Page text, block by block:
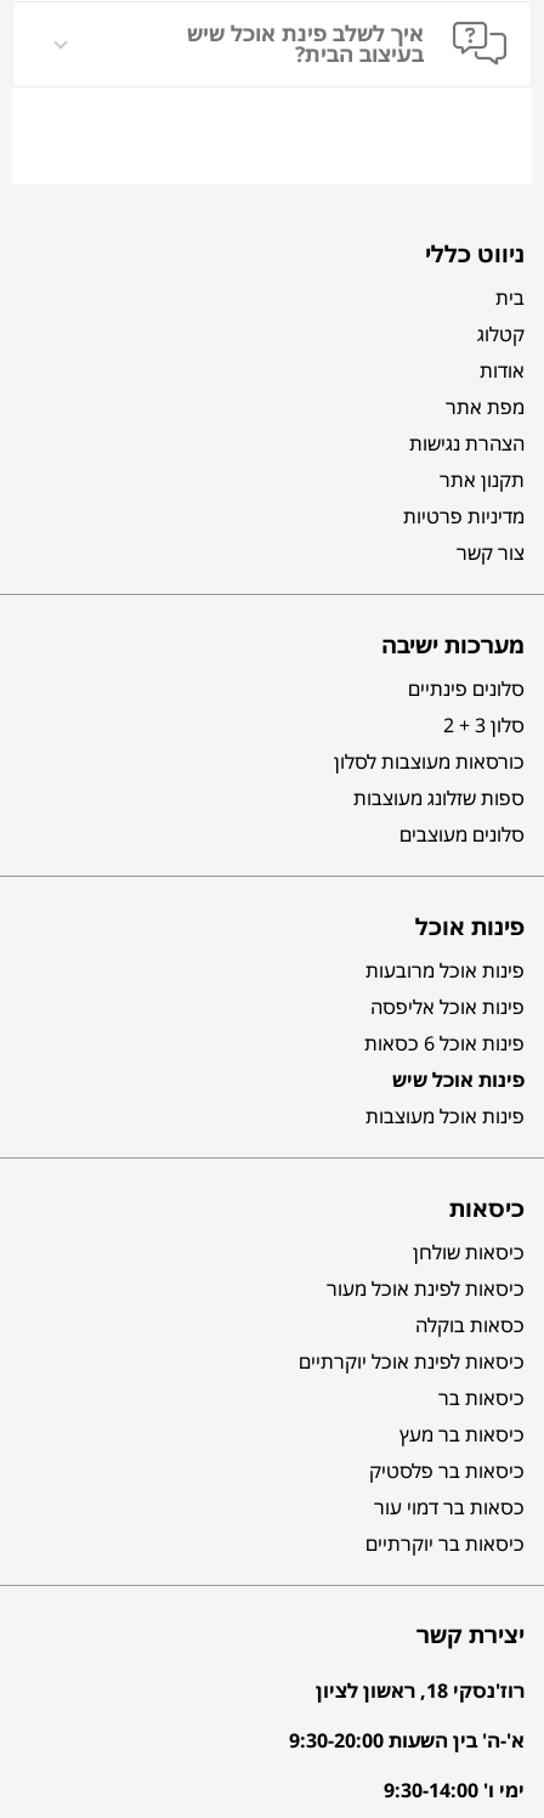
איך לשלב פינת אוכל שיש
בעיצוב הבית?
ניווט כללי
בית
קטלוג
אודות
מפת אתר
הצהרת נגישות
תקנון אתר
מדיניות פרטיות
צור קשר
מערכות ישיבה
סלונים פינתיים
סלון 3 + 2
כורסאות מעוצבות לסלון
ספות שזלונג מעוצבות
סלונים מעוצבים
פינות אוכל
פינות אוכל מרובעות
פינות אוכל אליפסה
פינות אוכל 6 כסאות
פינות אוכל שיש
פינות אוכל מעוצבות
כיסאות
כיסאות שולחן
כיסאות לפינת אוכל מעור
כסאות בוקלה
כיסאות לפינת אוכל יוקרתיים
כיסאות בר
כיסאות בר מעץ
כיסאות בר פלסטיק
כסאות בר דמוי עור
כיסאות בר יוקרתיים
יצירת קשר
רוז'נסקי 18, ראשון לציון
א'-ה' בין השעות 9:30-20:00
ימי ו' 9:30-14:00